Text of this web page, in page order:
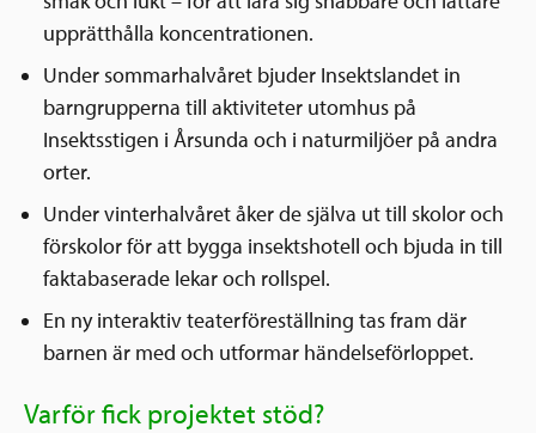
upprätthålla koncentrationen.
Under sommarhalvåret bjuder Insektslandet in
barngrupperna till aktiviteter utomhus på
Insektsstigen i Årsunda och i naturmiljöer på andra
orter.
Under vinterhalvåret åker de själva ut till skolor och
förskolor för att bygga insektshotell och bjuda in till
faktabaserade lekar och rollspel.
En ny interaktiv teaterföreställning tas fram där
barnen är med och utformar händelseförloppet.
Varför fick projektet stöd?